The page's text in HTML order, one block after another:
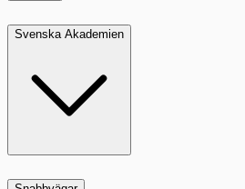
Svenska Akademien